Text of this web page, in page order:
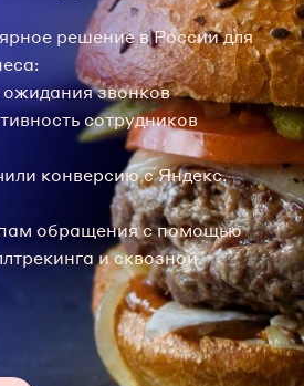
решение в России для
звонков
сотрудников
конверсию с Яндекс.
обращения с помощью
и сквозной